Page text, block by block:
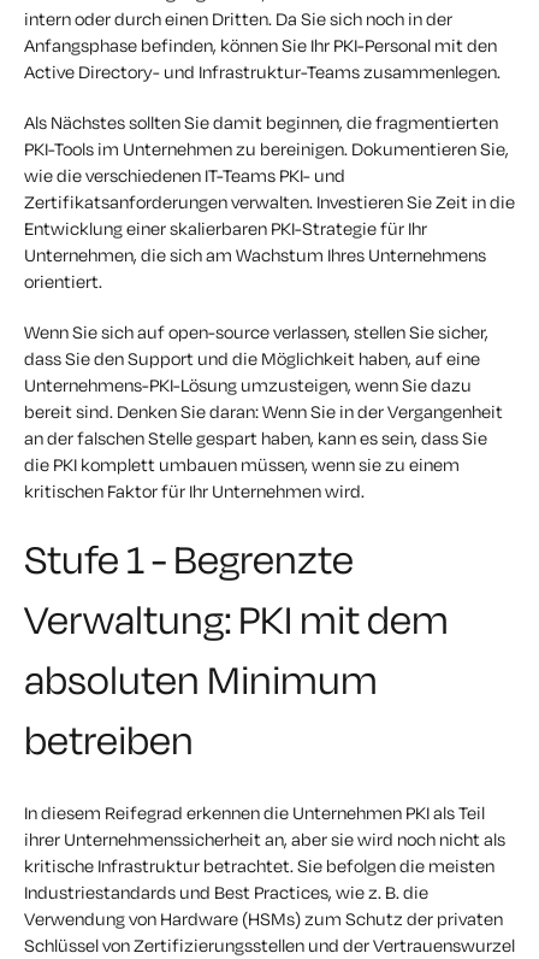
intern oder durch einen Dritten. Da Sie sich noch in der
Anfangsphase befinden, können Sie Ihr PKI-Personal mit den
Active Directory- und Infrastruktur-Teams zusammenlegen.
Als Nächstes sollten Sie damit beginnen, die fragmentierten
PKI-Tools im Unternehmen zu bereinigen. Dokumentieren Sie,
wie die verschiedenen IT-Teams PKI- und
Zertifikatsanforderungen verwalten. Investieren Sie Zeit in die
Entwicklung einer skalierbaren PKI-Strategie für Ihr
Unternehmen, die sich am Wachstum Ihres Unternehmens
orientiert.
Wenn Sie sich auf open-source verlassen, stellen Sie sicher,
dass Sie den Support und die Möglichkeit haben, auf eine
Unternehmens-PKI-Lösung umzusteigen, wenn Sie dazu
bereit sind. Denken Sie daran: Wenn Sie in der Vergangenheit
an der falschen Stelle gespart haben, kann es sein, dass Sie
die PKI komplett umbauen müssen, wenn sie zu einem
kritischen Faktor für Ihr Unternehmen wird.
Stufe 1 - Begrenzte
Verwaltung: PKI mit dem
absoluten Minimum
betreiben
In diesem Reifegrad erkennen die Unternehmen PKI als Teil
ihrer Unternehmenssicherheit an, aber sie wird noch nicht als
kritische Infrastruktur betrachtet. Sie befolgen die meisten
Industriestandards und Best Practices, wie z. B. die
Verwendung von Hardware (HSMs) zum Schutz der privaten
Schlüssel von Zertifizierungsstellen und der Vertrauenswurzel